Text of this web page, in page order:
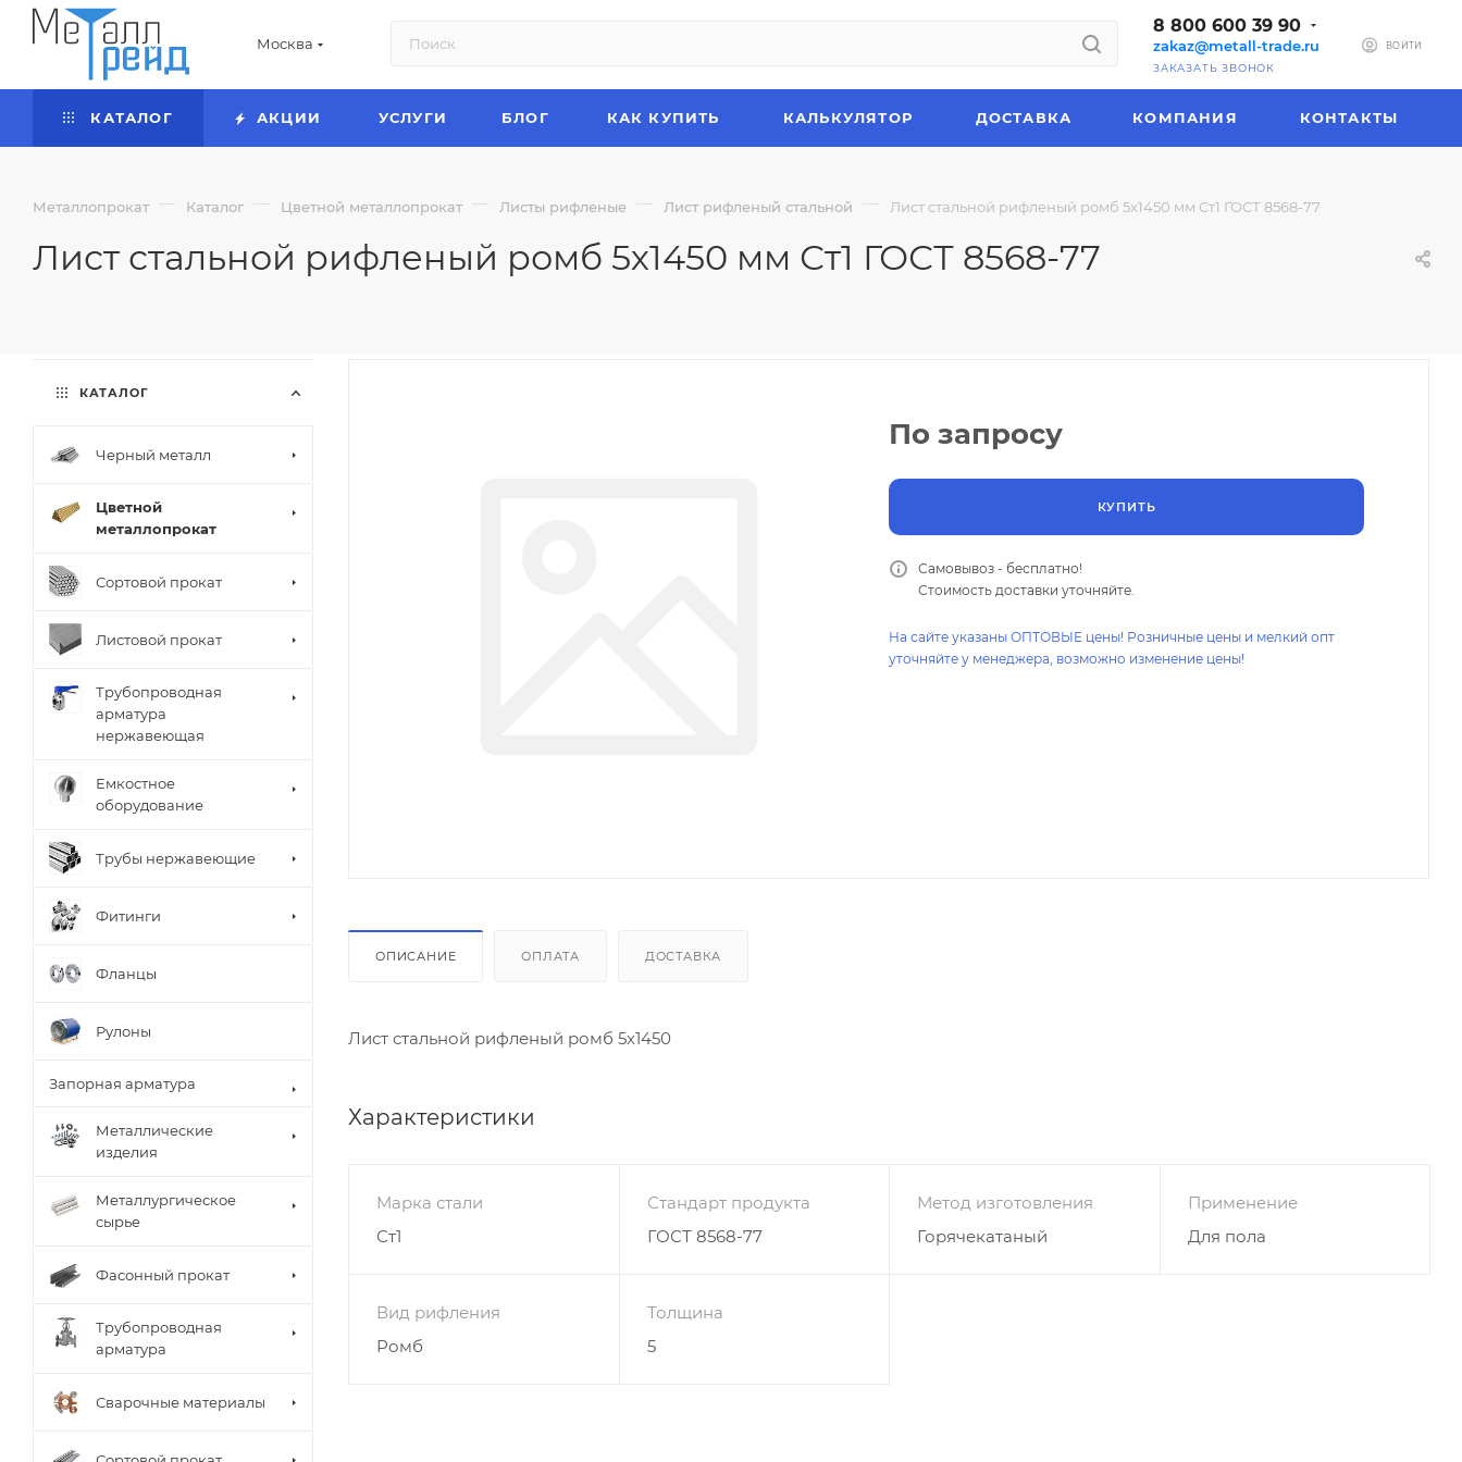
Москва
8 800 600 39 90
zakaz@metall-trade.ru
ЗАКАЗАТЬ ЗВОНОК
ВОЙТИ
КАТАЛОГ АКЦИИ УСЛУГИ БЛОГ КАК КУПИТЬ КАЛЬКУЛЯТОР ДОСТАВКА КОМПАНИЯ КОНТАКТЫ
Металлопрокат — Каталог — Цветной металлопрокат — Листы рифленые — Лист рифленый стальной — Лист стальной рифленый ромб 5х1450 мм Ст1 ГОСТ 8568-77
Лист стальной рифленый ромб 5х1450 мм Ст1 ГОСТ 8568-77
По запросу
КУПИТЬ
Самовывоз - бесплатно!
Стоимость доставки уточняйте.
На сайте указаны ОПТОВЫЕ цены! Розничные цены и мелкий опт
уточняйте у менеджера, возможно изменение цены!
ОПИСАНИЕ ОПЛАТА ДОСТАВКА
Лист стальной рифленый ромб 5х1450
Характеристики
Марка стали
Ст1
Стандарт продукта
ГОСТ 8568-77
Метод изготовления
Горячекатаный
Применение
Для пола
Вид рифления
Ромб
Толщина
5
КАТАЛОГ
Черный металл
Цветной
металлопрокат
Сортовой прокат
Листовой прокат
Трубопроводная
арматура
нержавеющая
Емкостное
оборудование
Трубы нержавеющие
Фитинги
Фланцы
Рулоны
Запорная арматура
Металлические
изделия
Металлургическое
сырье
Фасонный прокат
Трубопроводная
арматура
Сварочные материалы